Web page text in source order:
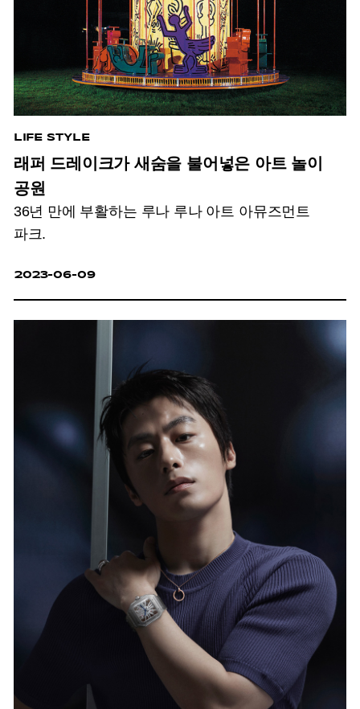
LIFE STYLE
래퍼 드레이크가 새숨을 불어넣은 아트 놀이
공원
36년 만에 부활하는 루나 루나 아트 아뮤즈먼트
파크.
2023-06-09